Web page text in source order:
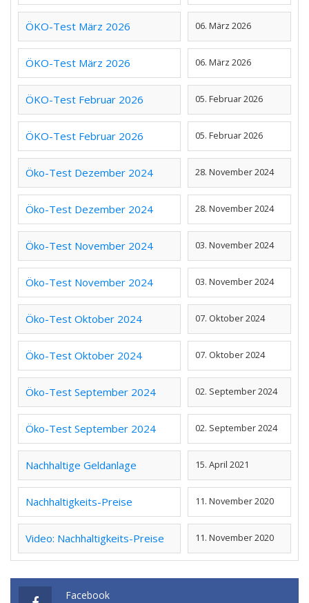
ÖKO-Test März 2026 06. März 2026
ÖKO-Test März 2026 06. März 2026
ÖKO-Test Februar 2026 05. Februar 2026
ÖKO-Test Februar 2026 05. Februar 2026
Öko-Test Dezember 2024 28. November 2024
Öko-Test Dezember 2024 28. November 2024
Öko-Test November 2024 03. November 2024
Öko-Test November 2024 03. November 2024
Öko-Test Oktober 2024 07. Oktober 2024
Öko-Test Oktober 2024 07. Oktober 2024
Öko-Test September 2024 02. September 2024
Öko-Test September 2024 02. September 2024
Nachhaltige Geldanlage 15. April 2021
Nachhaltigkeits-Preise 11. November 2020
Video: Nachhaltigkeits-Preise 11. November 2020
Facebook